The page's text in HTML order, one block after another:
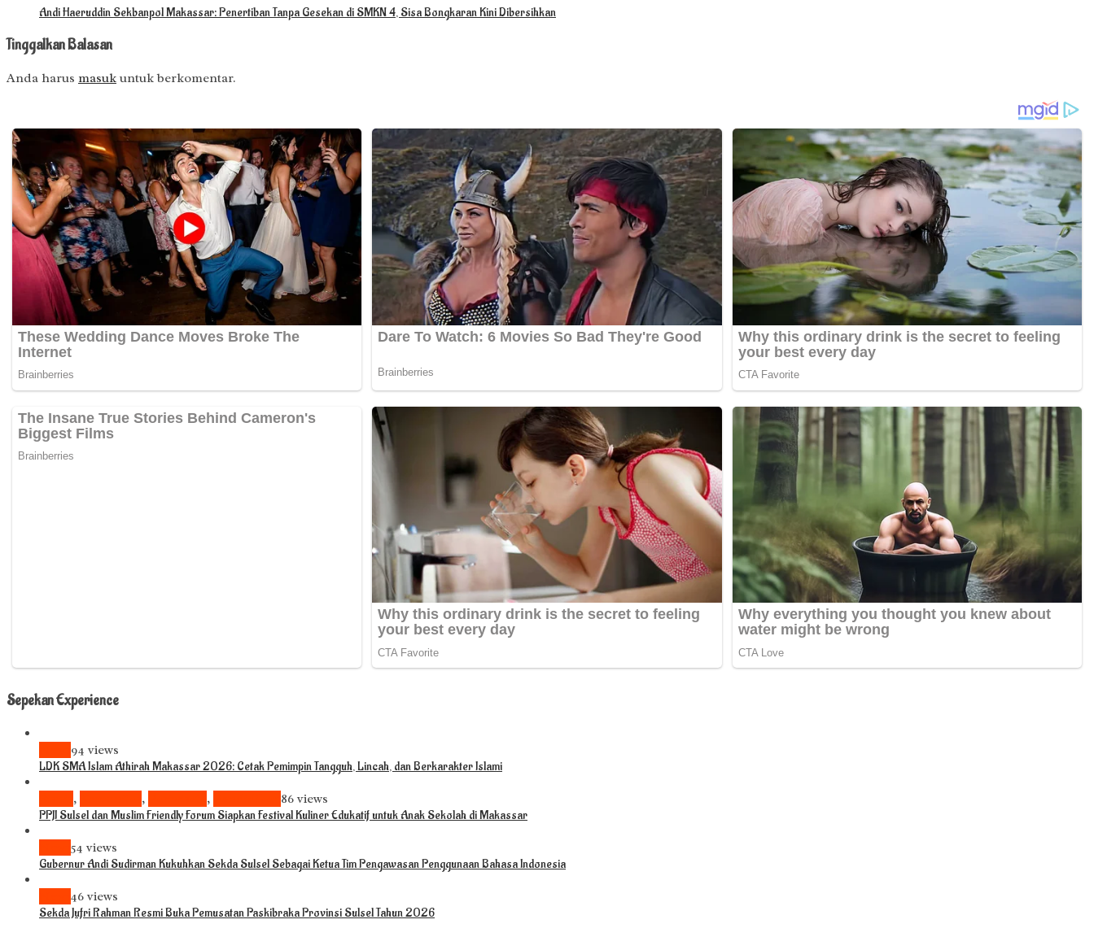
Andi Haeruddin Sekbanpol Makassar: Penertiban Tanpa Gesekan di SMKN 4, Sisa Bongkaran Kini Dibersihkan
Tinggalkan Balasan
Anda harus masuk untuk berkomentar.
Sepekan Experience
94 views
LDK SMA Islam Athirah Makassar 2026: Cetak Pemimpin Tangguh, Lincah, dan Berkarakter Islami
, , , 86 views
PPJI Sulsel dan Muslim Friendly Forum Siapkan Festival Kuliner Edukatif untuk Anak Sekolah di Makassar
54 views
Gubernur Andi Sudirman Kukuhkan Sekda Sulsel Sebagai Ketua Tim Pengawasan Penggunaan Bahasa Indonesia
46 views
Sekda Jufri Rahman Resmi Buka Pemusatan Paskibraka Provinsi Sulsel Tahun 2026